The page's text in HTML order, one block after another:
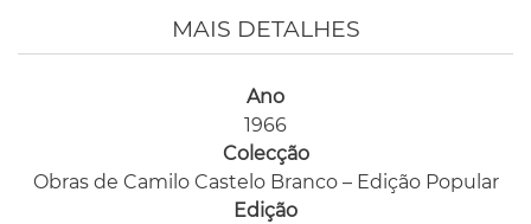
MAIS DETALHES
Ano
1966
Colecção
Obras de Camilo Castelo Branco – Edição Popular
Edição